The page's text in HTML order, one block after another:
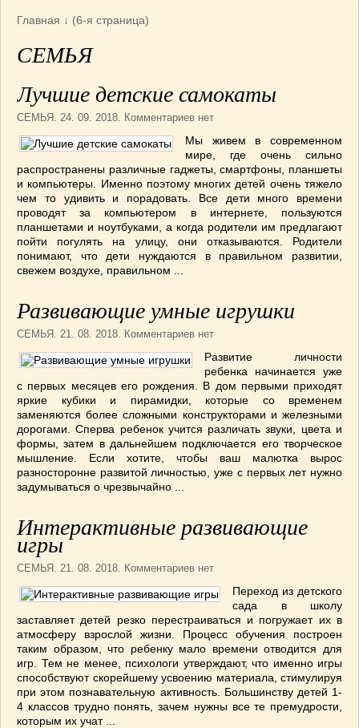
Армянская
Грузинская
Ирландские блюда(6)
Итальянская (14)
Корейская(3)
Румынская кухня (5)
Узбекская
(14)
Швейцарская
ПЕРВЫЕ БЛЮДА
(56)
ПОСТНЫЕ БЛЮДА(52)
Мясные (33)
(52)
СОУСЫ(6)
ПЕЧЕМ ВМЕСТЕ(257)
Блинчики(13)
Печенье(22)
Пироги(139)
Пирожные (13)
Торты(54)
НАПИТКИ(26)
КРАСОТА И ЗДОРОВЬЕ
ИНТЕРЕСНЫЕ НОВОСТИ(38)
СТАТЬИ(272)
отдых(25)
ЛЕЧЕБНЫЕ СВОЙСТВА ПИЩЕВЫХ РАСТЕНИЙ
(56)
СЕМЬЯ (107)
ДОМ и ДАЧА(140)
Главная ↓ (6-я страница)
СЕМЬЯ
Лучшие детские самокаты
СЕМЬЯ . 24. 09. 2018. Комментариев нет
Мы живем в современном
мире, где очень сильно
распространены различные гаджеты, смартфоны, планшеты
и компьютеры. Именно поэтому многих детей очень тяжело
чем то удивить и порадовать. Все дети много времени
проводят за компьютером в интернете, пользуются
планшетами и ноутбуками, а когда родители им предлагают
пойти погулять на улицу, они отказываются. Родители
понимают, что дети нуждаются в правильном развитии,
свежем воздухе, правильном ...
Развивающие умные игрушки
СЕМЬЯ . 21. 08. 2018. Комментариев нет
Развитие личности
ребенка начинается уже
с первых месяцев его рождения. В дом первыми приходят
яркие кубики и пирамидки, которые со временем
заменяются более сложными конструкторами и железными
дорогами. Сперва ребенок учится различать звуки, цвета и
формы, затем в дальнейшем подключается его творческое
мышление. Если хотите, чтобы ваш малютка вырос
разносторонне развитой личностью, уже с первых лет нужно
задумываться о чрезвычайно ...
Интерактивные развивающие
игры
СЕМЬЯ . 21. 08. 2018. Комментариев нет
Переход из детского
сада в школу
заставляет детей резко перестраиваться и погружает их в
атмосферу взрослой жизни. Процесс обучения построен
таким образом, что ребенку мало времени отводится для
игр. Тем не менее, психологи утверждают, что именно игры
способствуют скорейшему усвоению материала, стимулируя
при этом познавательную активность. Большинству детей 1-
4 классов трудно понять, зачем нужны все те премудрости,
которым их учат ...